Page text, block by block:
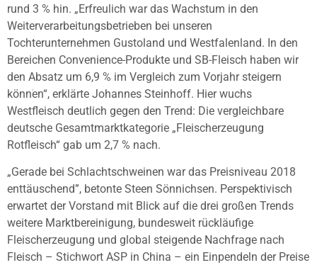
rund 3 % hin. „Erfreulich war das Wachstum in den
Weiterverarbeitungsbetrieben bei unseren
Tochterunternehmen Gustoland und Westfalenland. In den
Bereichen Convenience-Produkte und SB-Fleisch haben wir
den Absatz um 6,9 % im Vergleich zum Vorjahr steigern
können“, erklärte Johannes Steinhoff. Hier wuchs
Westfleisch deutlich gegen den Trend: Die vergleichbare
deutsche Gesamtmarktkategorie „Fleischerzeugung
Rotfleisch“ gab um 2,7 % nach.
„Gerade bei Schlachtschweinen war das Preisniveau 2018
enttäuschend”, betonte Steen Sönnichsen. Perspektivisch
erwartet der Vorstand mit Blick auf die drei großen Trends
weitere Marktbereinigung, bundesweit rückläufige
Fleischerzeugung und global steigende Nachfrage nach
Fleisch – Stichwort ASP in China – ein Einpendeln der Preise